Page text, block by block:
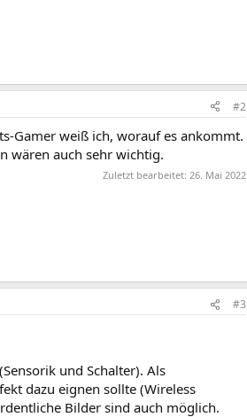
#2
Gamer weiß ich, worauf es ankommt.
wären auch sehr wichtig.
Zuletzt bearbeitet: 26. Mai 2022
#3
und Schalter). Als
dazu eignen sollte (Wireless
Bilder sind auch möglich.